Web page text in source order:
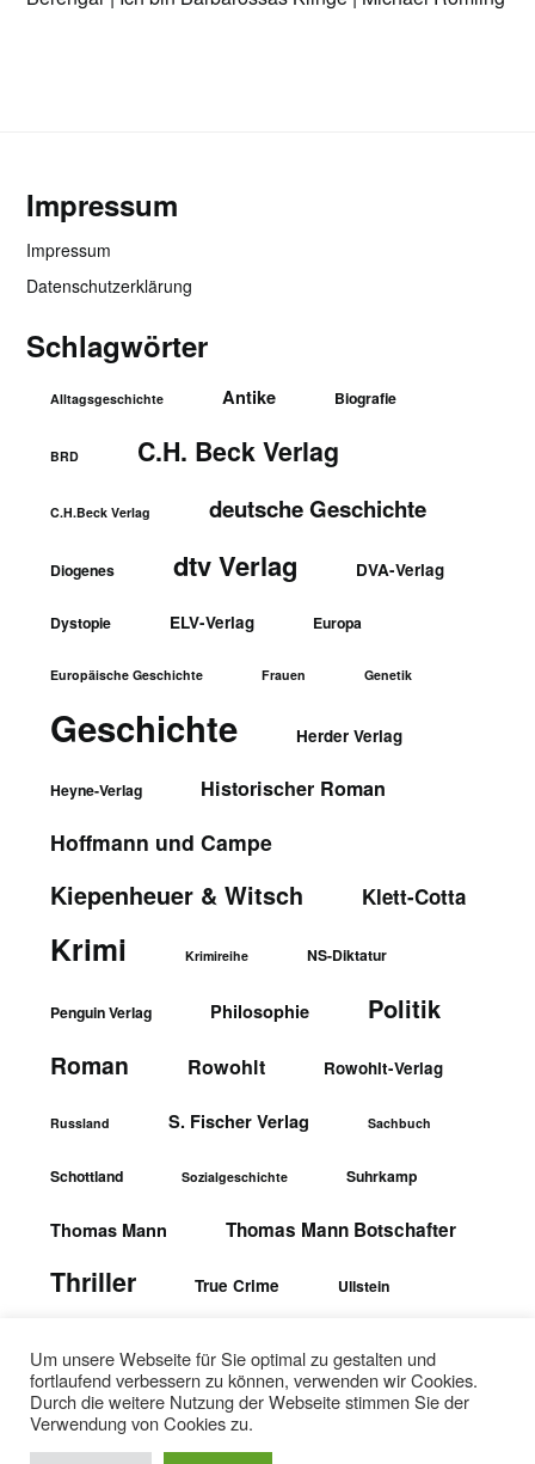
Impressum
Impressum
Datenschutzerklärung
Schlagwörter
Alltagsgeschichte Antike Biografie
BRD C.H. Beck Verlag
C.H.Beck Verlag deutsche Geschichte
Diogenes dtv Verlag DVA-Verlag
Dystopie ELV-Verlag Europa
Europäische Geschichte Frauen Genetik
Geschichte Herder Verlag
Heyne-Verlag Historischer Roman
Hoffmann und Campe
Kiepenheuer & Witsch Klett-Cotta
Krimi Krimireihe NS-Diktatur
Penguin Verlag Philosophie Politik
Roman Rowohlt Rowohlt-Verlag
Russland S. Fischer Verlag Sachbuch
Schottland Sozialgeschichte Suhrkamp
Thomas Mann Thomas Mann Botschafter
Thriller True Crime Ullstein
Um unsere Webseite für Sie optimal zu gestalten und
fortlaufend verbessern zu können, verwenden wir Cookies.
Durch die weitere Nutzung der Webseite stimmen Sie der
Verwendung von Cookies zu.